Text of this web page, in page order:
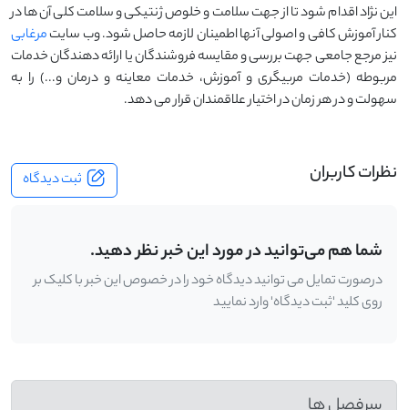
این نژاد اقدام شود تا از جهت سلامت و خلوص ژنتیکی و سلامت کلی آن ها در
کنار آموزش کافی و اصولی آنها اطمینان لازمه حاصل شود. وب سایتمرغابی
نیز مرجع جامعی جهت بررسی و مقایسه فروشندگان یا ارائه دهندگان خدمات
مربوطه (خدمات مربیگری و آموزش، خدمات معاینه و درمان و...) را به
سهولت و در هر زمان در اختیار علاقمندان قرار می دهد.
نظرات کاربران ثبت دیدگاه
شما هم می‌توانید در مورد این خبر نظر دهید.
درصورت تمایل می توانید دیدگاه خود را در خصوص این خبر با کلیک بر
روی کلید 'ثبت دیدگاه' وارد نمایید